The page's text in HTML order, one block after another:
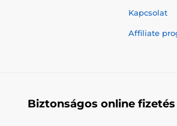
Kapcsolat
Affiliate
Biztonságos online fizetés